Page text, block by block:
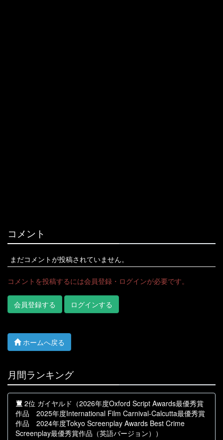
コメント
まだコメントが投稿されていません。
コメントを投稿するには会員登録・ログインが必要です。
会員登録する ログインする
ホームへ戻る
月間ランキング
2位 ガイヤルド（2026年度Oxford Script Awards最優秀賞
作品 2025年度International Film Carnival-Calcutta最優秀賞
作品 2024年度Tokyo Screenplay Awards Best Crime
Screenplay最優秀賞作品（英語バージョン））